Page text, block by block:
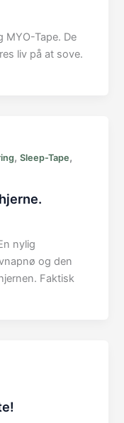
MYO-Tape. De
liv på at sove.
,Sleep-Tape,
nylig
og den
Faktisk